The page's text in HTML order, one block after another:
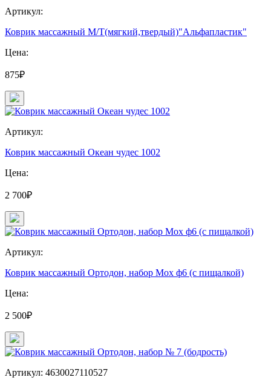
Артикул:
Коврик массажный М/Т(мягкий,твердый)"Альфапластик"
Цена:
875₽
Артикул:
Коврик массажный Океан чудес 1002
Цена:
2 700₽
Артикул:
Коврик массажный Ортодон, набор Мох ф6 (с пищалкой)
Цена:
2 500₽
Артикул: 4630027110527